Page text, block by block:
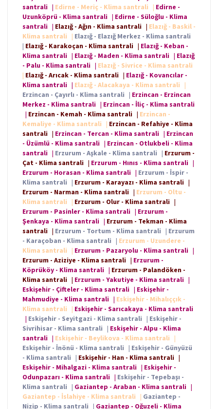
santrali | Edirne - Meriç - Klima santrali | Edirne -
Uzunköprü - Klima santrali | Edirne - Süloğlu - Klima
santrali | Elazığ - Ağın - Klima santrali | Elazığ - Baskil -
Klima santrali | Elazığ - Elazığ Merkez - Klima santrali
| Elazığ - Karakoçan - Klima santrali | Elazığ - Keban -
Klima santrali | Elazığ - Maden - Klima santrali | Elazığ
- Palu - Klima santrali | Elazığ - Sivrice - Klima santrali
| Elazığ - Arıcak - Klima santrali | Elazığ - Kovancılar -
Klima santrali | Elazığ - Alacakaya - Klima santrali |
Erzincan - Çayırlı - Klima santrali | Erzincan - Erzincan
Merkez - Klima santrali | Erzincan - İliç - Klima santrali
| Erzincan - Kemah - Klima santrali | Erzincan -
Kemaliye - Klima santrali | Erzincan - Refahiye - Klima
santrali | Erzincan - Tercan - Klima santrali | Erzincan
- Üzümlü - Klima santrali | Erzincan - Otlukbeli - Klima
santrali | Erzurum - Aşkale - Klima santrali | Erzurum -
Çat - Klima santrali | Erzurum - Hınıs - Klima santrali |
Erzurum - Horasan - Klima santrali | Erzurum - İspir -
Klima santrali | Erzurum - Karayazı - Klima santrali |
Erzurum - Narman - Klima santrali | Erzurum - Oltu -
Klima santrali | Erzurum - Olur - Klima santrali |
Erzurum - Pasinler - Klima santrali | Erzurum -
Şenkaya - Klima santrali | Erzurum - Tekman - Klima
santrali | Erzurum - Tortum - Klima santrali | Erzurum
- Karaçoban - Klima santrali | Erzurum - Uzundere -
Klima santrali | Erzurum - Pazaryolu - Klima santrali |
Erzurum - Aziziye - Klima santrali | Erzurum -
Köprüköy - Klima santrali | Erzurum - Palandöken -
Klima santrali | Erzurum - Yakutiye - Klima santrali |
Eskişehir - Çifteler - Klima santrali | Eskişehir -
Mahmudiye - Klima santrali | Eskişehir - Mihalıççık -
Klima santrali | Eskişehir - Sarıcakaya - Klima santrali
| Eskişehir - Seyitgazi - Klima santrali | Eskişehir -
Sivrihisar - Klima santrali | Eskişehir - Alpu - Klima
santrali | Eskişehir - Beylikova - Klima santrali |
Eskişehir - İnönü - Klima santrali | Eskişehir - Günyüzü
- Klima santrali | Eskişehir - Han - Klima santrali |
Eskişehir - Mihalgazi - Klima santrali | Eskişehir -
Odunpazarı - Klima santrali | Eskişehir - Tepebaşı -
Klima santrali | Gaziantep - Araban - Klima santrali |
Gaziantep - İslahiye - Klima santrali | Gaziantep -
Nizip - Klima santrali | Gaziantep - Oğuzeli - Klima